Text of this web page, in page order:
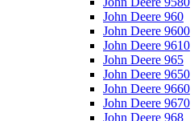
John Deere 960
John Deere 9600
John Deere 9610
John Deere 965
John Deere 9650
John Deere 9660
John Deere 9670
John Deere 968